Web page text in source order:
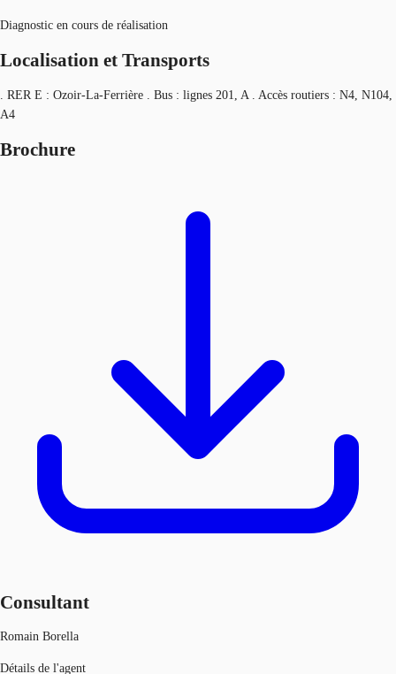
Diagnostic en cours de réalisation
Localisation et Transports
. RER E : Ozoir-La-Ferrière . Bus : lignes 201, A . Accès routiers : N4, N104,
A4
Brochure
Consultant
Romain Borella
Détails de l'agent